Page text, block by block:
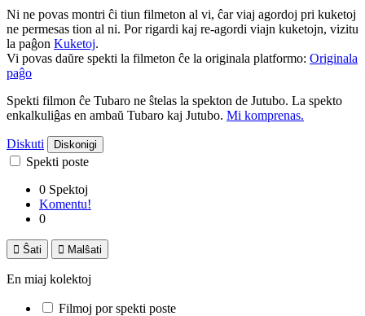
Ni ne povas montri ĉi tiun filmeton al vi, ĉar viaj agordoj pri kuketoj
ne permesas tion al ni. Por rigardi kaj re-agordi viajn kuketojn, vizitu
la paĝon Kuketoj.
Vi povas daŭre spekti la filmeton ĉe la originala platformo: Originala
paĝo
Spekti filmon ĉe Tubaro ne ŝtelas la spekton de Jutubo. La spekto
enkalkuliĝas en ambaŭ Tubaro kaj Jutubo. Mi komprenas.
Diskuti Diskonigi
Spekti poste
0 Spektoj
Komentu!
0
 Ŝati  Malŝati
En miaj kolektoj
Filmoj por spekti poste